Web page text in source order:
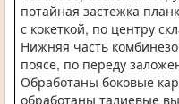
потайная застежка
с кокеткой, по центру
Нижняя часть
поясе, по переду
Обработаны боковые
обработаны талиевые